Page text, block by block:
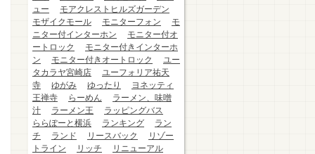
ュー
モアクレストヒルズガーデン
モザイクモール
モニターフォン
モ
ニター付インターホン
モニター付オ
ートロック
モニター付きインターホ
ン
モニター付きオートロック
ユー
タカラヤ宮崎店
ユーフォリア祐天
寺
ゆがみ ゆったり
ヨネッティ
王禅寺
らーめん
ラーメン、味噌
汁
ラーメン王
ラッピングバス
ららぽーと横浜
ランキング
ラン
チ
ランド リースバック
リゾー
トライン
リッチ
リニューアル